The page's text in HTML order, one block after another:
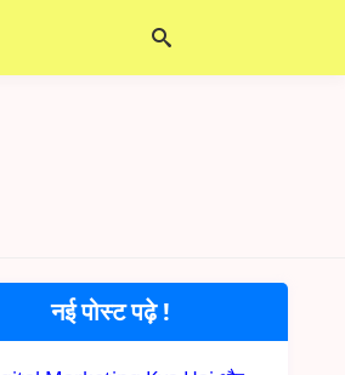
नई पोस्ट पढ़े !